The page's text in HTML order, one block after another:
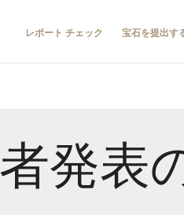
レポート チェック 宝石を提出す
発表